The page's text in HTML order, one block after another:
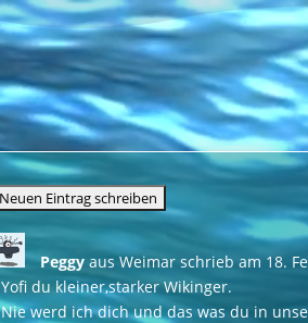
Peggyaus Weimar schrieb am18.
Yofi du kleiner,starker Wikinger.
Nie werd ich dich und das was du in